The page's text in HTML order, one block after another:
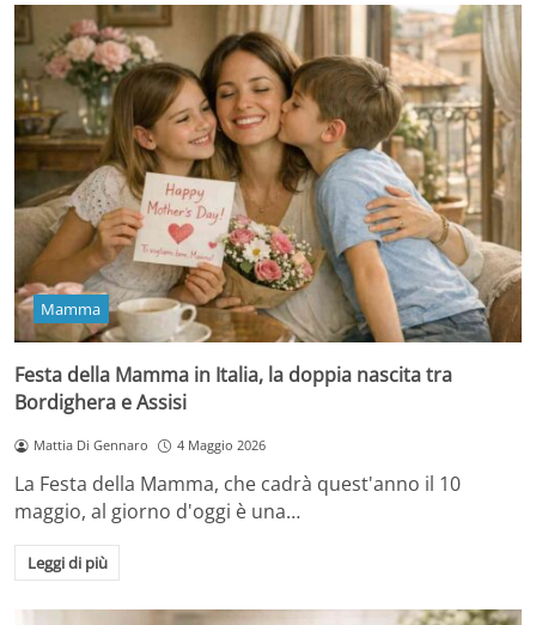
Mamma
Festa della Mamma in Italia, la doppia nascita tra
Bordighera e Assisi
Mattia Di Gennaro 4 Maggio 2026
La Festa della Mamma, che cadrà quest'anno il 10
maggio, al giorno d'oggi è una…
Leggi di più